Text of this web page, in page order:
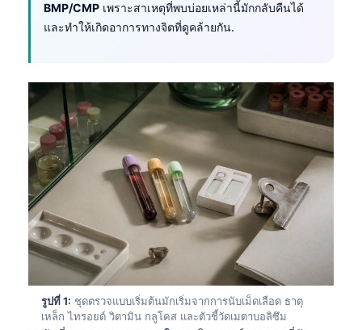
BMP/CMP เพราะสาเหตุที่พบบ่อยเหล่านี้มักกลับคืนได้
และทำให้เกิดอาการทางจิตที่ดูคล้ายกัน.
รูปที่ 1: ชุดตรวจแบบเริ่มต้นมักเริ่มจากการนับเม็ดเลือด ธาตุ
เหล็ก ไทรอยด์ วิตามิน กลูโคส และตัวชี้วัดเมตาบอลิซึม